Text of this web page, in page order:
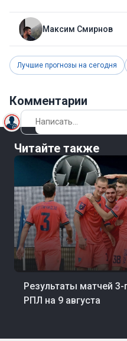
Максим Смирнов
Лучшие прогнозы на сегодня
Комментарии
Читайте также
Результаты матчей 3-
РПЛ на 9 августа